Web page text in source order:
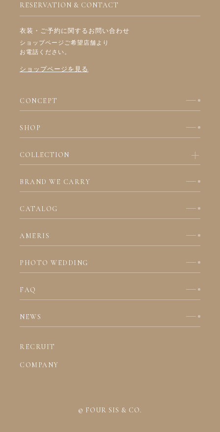
CONCEPT
SHOP
COLLECTION
BRAND WE CARRY
CATALOG
AMERIS
PHOTO WEDDING
FAQ
NEWS
RECRUIT
COMPANY
RESERVATION & CONTACT
衣装・ご予約に関するお問い合わせ
ショップページご希望店舗より
お電話ください。
ショップページを見る
© FOUR SIS & CO.